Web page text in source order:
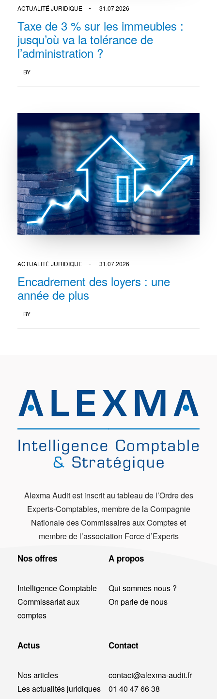
ACTUALITÉ JURIDIQUE 31.07.2026
Taxe de 3 % sur les immeubles :
jusqu’où va la tolérance de
l’administration ?
BY
ACTUALITÉ JURIDIQUE 31.07.2026
Encadrement des loyers : une
année de plus
BY
Alexma Audit est inscrit au tableau de l’Ordre des
Experts-Comptables, membre de la Compagnie
Nationale des Commissaires aux Comptes et
membre de l’association Force d’Experts
Nos offres
Intelligence Comptable
Commissariat aux
comptes
A propos
Qui sommes nous ?
On parle de nous
Actus
Nos articles
Les actualités juridiques
Contact
contact@alexma-audit.fr
01 40 47 66 38